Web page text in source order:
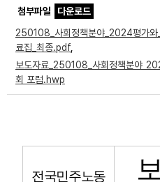
첨부파일
다운로드
250108_사회정책분야_2024평가와
료집_최종.pdf
보도자료_250108_사회정책분야
회 포럼.hwp
전국민주노동
노동상담
자료
부설기관